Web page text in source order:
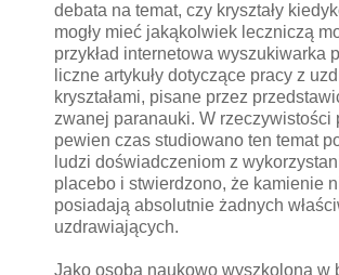
debata na temat, czy kryształy
mogły mieć jakąkolwiek leczniczą
przykład internetowa wyszukiwarka
liczne artykuły dotyczące pracy z
kryształami, pisane przez
zwanej paranauki. W rzeczywistości
pewien czas studiowano ten temat
ludzi doświadczeniom z
placebo i stwierdzono, że kamienie
posiadają absolutnie żadnych
uzdrawiających.
Jako osoba naukowo wyszkolona w